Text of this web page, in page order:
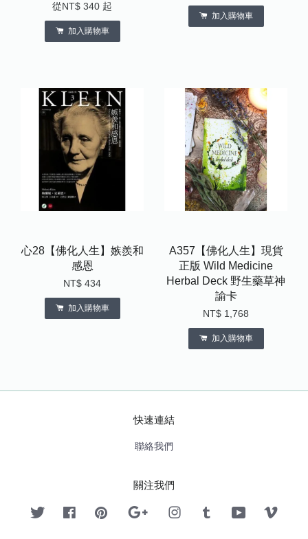
從NT$ 340 起
加入購物車
加入購物車
心28【佛化人生】嫉羨和
感恩
NT$ 434
加入購物車
A357【佛化人生】現貨
正版 Wild Medicine
Herbal Deck 野生藥草神
諭卡
NT$ 1,768
加入購物車
快速連結
聯絡我們
關注我們
Twitter FacebookPinterest Google InstagramTumblr YouTube